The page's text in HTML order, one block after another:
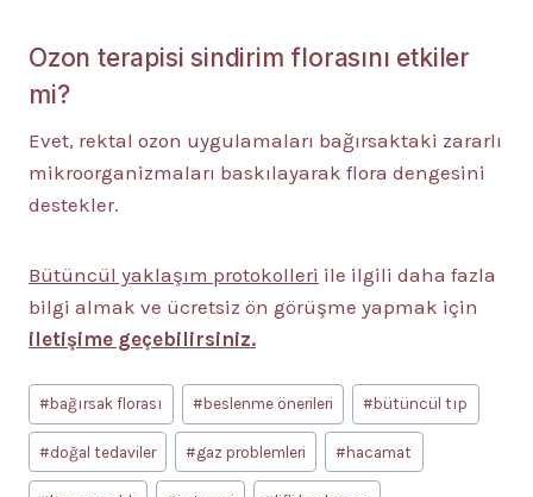
Ozon terapisi sindirim florasını etkiler
mi?
Evet, rektal ozon uygulamaları bağırsaktaki zararlı
mikroorganizmaları baskılayarak flora dengesini
destekler.
Bütüncül yaklaşım protokolleri ile ilgili daha fazla
bilgi almak ve ücretsiz ön görüşme yapmak için
iletişime geçebilirsiniz.
Post
Tags:
#bağırsak florası #beslenme önerileri #bütüncül tıp
#doğal tedaviler #gaz problemleri # hacamat